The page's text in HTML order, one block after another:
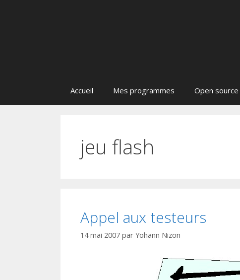
Accueil Mes programmes Open source
jeu flash
Appel aux testeurs
14 mai 2007 par Yohann Nizon